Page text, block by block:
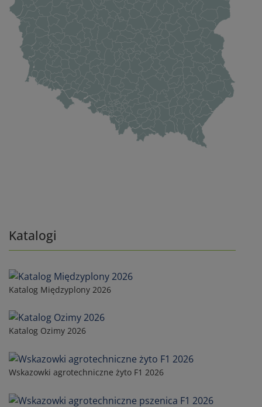
Katalogi
Katalog Międzyplony 2026
Katalog Ozimy 2026
Wskazowki agrotechniczne żyto F1 2026